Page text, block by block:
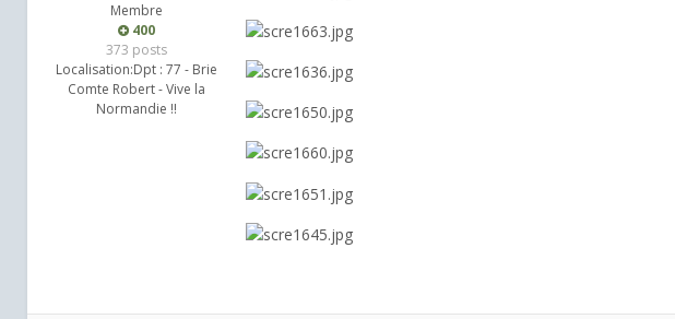
Membre
400
373 posts
Localisation:Dpt : 77 - Brie
Comte Robert - Vive la
Normandie !!